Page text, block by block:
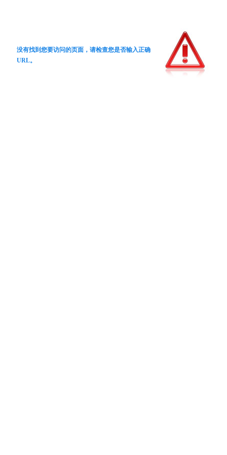
没有找到您要访问的页面，请检查您是否输入正确
URL。